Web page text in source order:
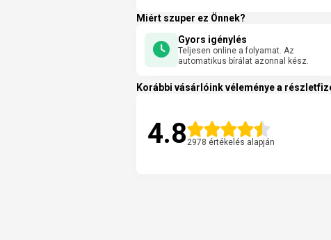
Miért szuper ez Önnek?
Gyors igénylés
Teljesen online a folyamat. Az
automatikus bírálat azonnal kész.
Korábbi vásárlóink véleménye a
4.8 2978 értékelés alapján